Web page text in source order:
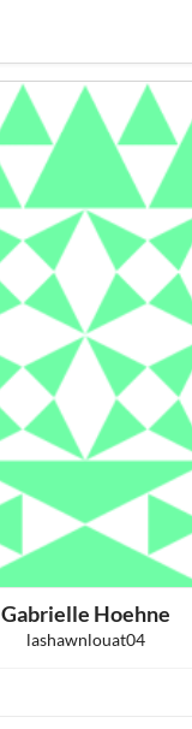
Gabrielle Hoehne
lashawnlouat04